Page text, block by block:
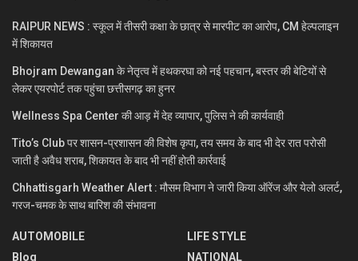
RAIPUR NEWS : स्कूल में तीसरी कक्षा के छात्र से मारपीट का आरोप, CM हेल्पलाइन
में शिकायत
Bhojram Dewangan के नेतृत्व में हथकरघा को नई पहचान, बस्तर की बेटियों से
लेकर एयरपोर्ट तक पहुंचा छत्तीसगढ़ का हुनर
Wellness Spa Center की आड़ में देह व्यापार, पुलिस ने की कार्यवाही
Tito’s Club पर शासन-प्रशासन की विशेष कृपा, तय समय के बाद भी देर रात परोसी
जाती है अवैध शराब, शिकायत के बाद भी नहीं होती कार्रवाई
Chhattisgarh Weather Alert : मौसम विभाग ने जारी किया ऑरेंज और येलो अलर्ट,
गरज-चमक के साथ बारिश की संभावना
AUTOMOBILE
Blog
LIFE STYLE
NATIONAL